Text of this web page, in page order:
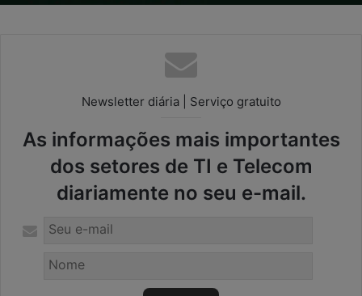
Newsletter diária | Serviço gratuito
As informações mais importantes
dos setores de TI e Telecom
diariamente no seu e-mail.